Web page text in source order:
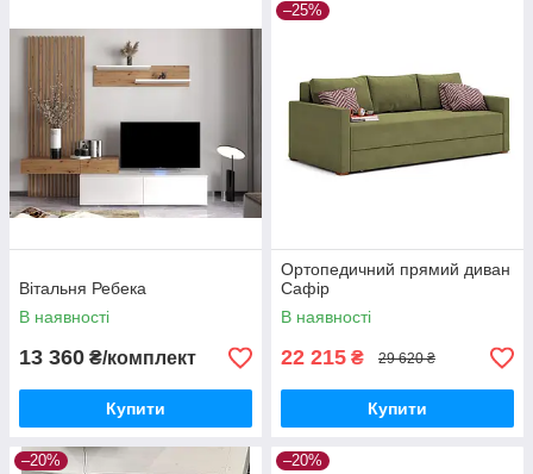
Вітальня Ребека
В наявності
13 360 ₴/комплект
Купити
–25%
Ортопедичний прямий диван
Сафір
В наявності
22 215 ₴ 29 620 ₴
Купити
–20% –20%